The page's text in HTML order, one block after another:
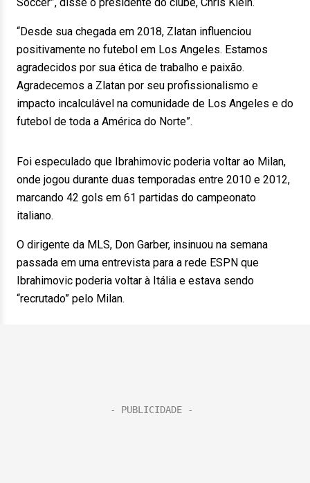
“Desde sua chegada em 2018, Zlatan influenciou
positivamente no futebol em Los Angeles. Estamos
agradecidos por sua ética de trabalho e paixão.
Agradecemos a Zlatan por seu profissionalismo e
impacto incalculável na comunidade de Los Angeles e do
futebol de toda a América do Norte”.
Foi especulado que Ibrahimovic poderia voltar ao Milan,
onde jogou durante duas temporadas entre 2010 e 2012,
marcando 42 gols em 61 partidas do campeonato
italiano.
O dirigente da MLS, Don Garber, insinuou na semana
passada em uma entrevista para a rede ESPN que
Ibrahimovic poderia voltar à Itália e estava sendo
“recrutado” pelo Milan.